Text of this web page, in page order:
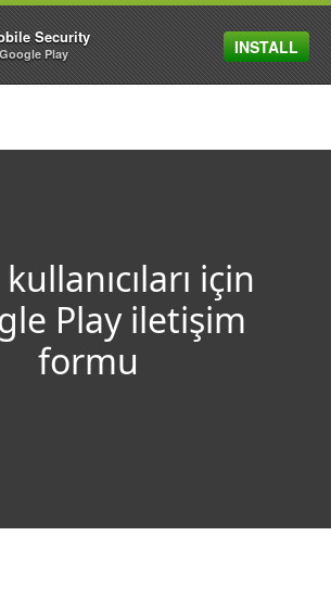
MENU
kullanıcıları için
Play iletişim
formu
Security
Play INSTALL